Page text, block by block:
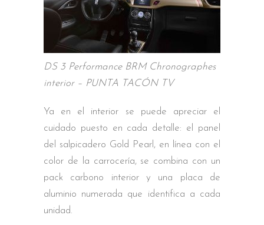
DS 3 Performance BRM Chronographes
interior – PUNTA TACÓN TV
Ya en el interior se puede apreciar el
cuidado puesto en cada detalle: el panel
del salpicadero Gold Pearl, en línea con el
color de la carrocería, se combina con un
pack carbono interior y una placa de
aluminio numerada que identifica a cada
unidad.